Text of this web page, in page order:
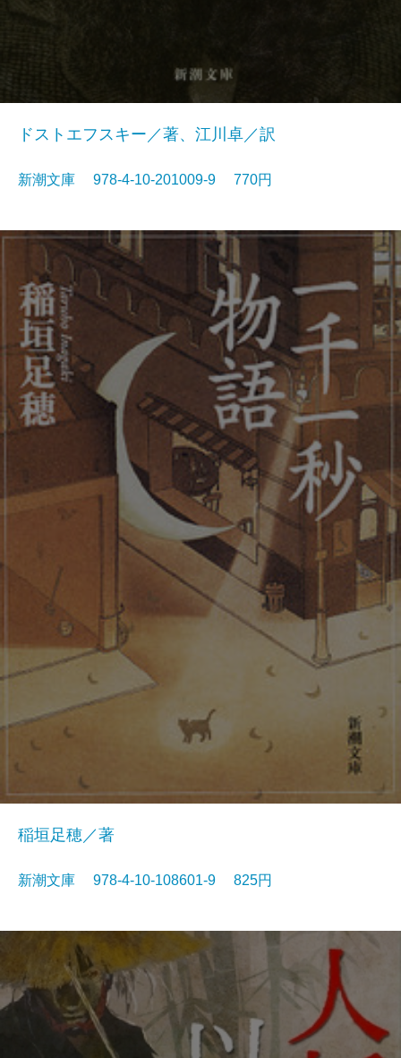
ドストエフスキー／著、江川卓／訳
新潮文庫 978-4-10-201009-9 770円
稲垣足穂／著
新潮文庫 978-4-10-108601-9 825円